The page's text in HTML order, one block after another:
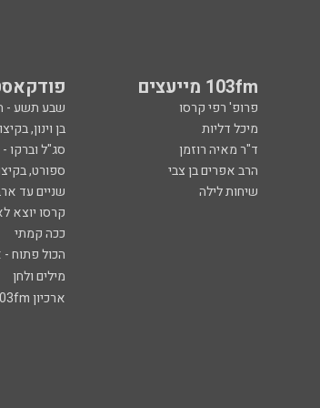
103fm מייעצים
פרופ' רפי קרסו
שבע תשע -
מיכל דליות
בן וינון,
ד"ר מאיה רוזמן
סג"ל וברקו
הרב אפרים בן צבי
ספורט,
שיחות לילה
שניים עד
קרסו יוצא
ככה קמתי
הכול פתוח -
מילים ולחן
ארכיון 103fm